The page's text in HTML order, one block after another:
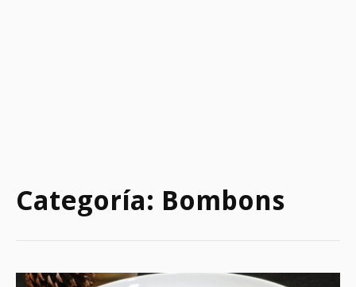
Categoría: Bombons